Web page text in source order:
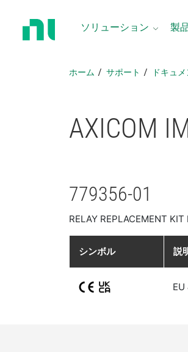
ソリューション 製
ホーム サポート ドキュ
AXICOM
779356-01
RELAY REPLACEMENT
シンボル 説